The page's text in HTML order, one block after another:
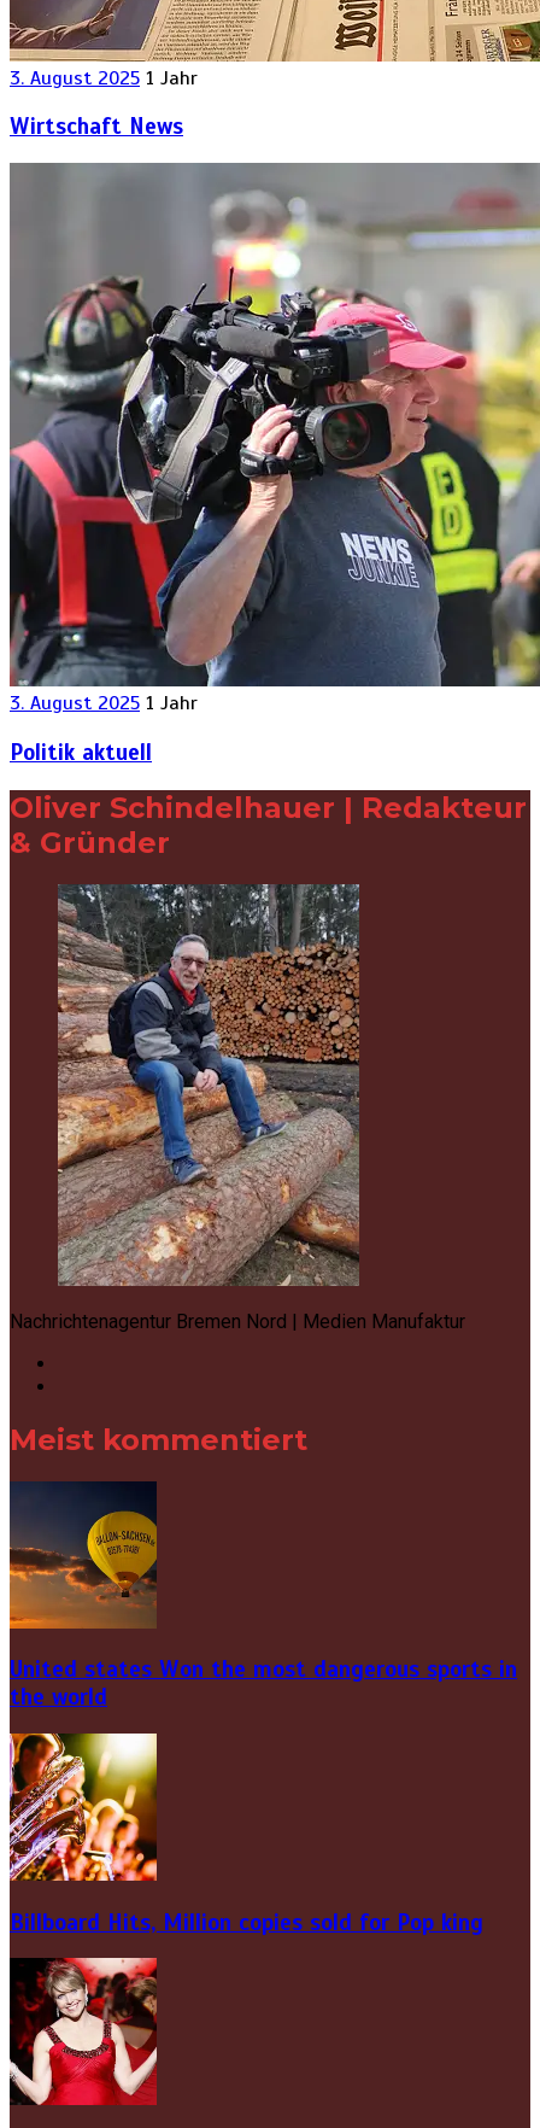
3. August 2025 1 Jahr
Wirtschaft News
3. August 2025 1 Jahr
Politik aktuell
Oliver Schindelhauer | Redakteur
& Gründer
Nachrichtenagentur Bremen Nord | Medien Manufaktur
Meist kommentiert
United states Won the most dangerous sports in
the world
Billboard Hits, Million copies sold for Pop king